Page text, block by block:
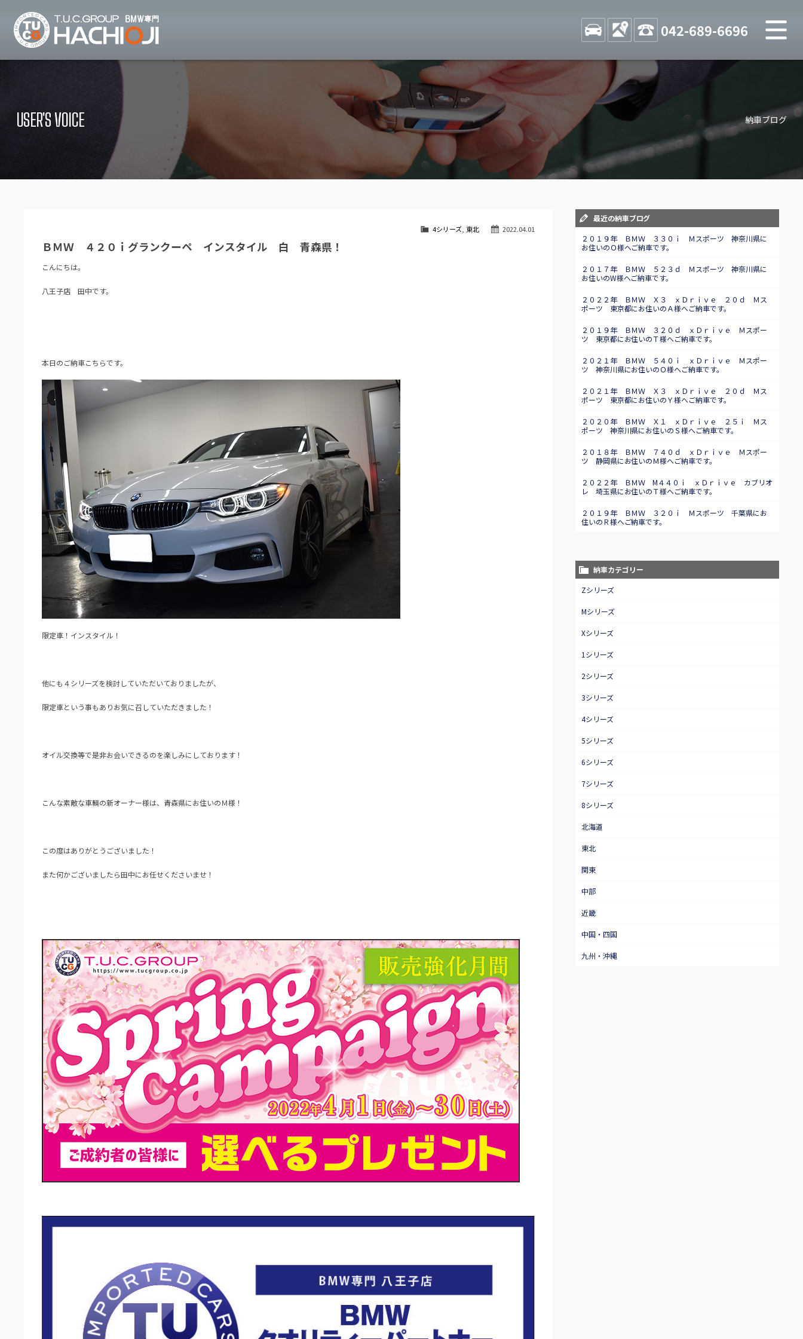
STOCK ACCESS 042-689-6696
目玉車両一覧
Features Stock list
店舗紹介
保証＆サービス 全国納車
Delivery service
買取無料査定
スタッフblog
Staff blog
会社概要
USER'S VOICE 納車ブログ
2022.04.01
4シリーズ, 東北
ＢＭＷ ４２０ｉグランクーペ インスタイル 白 青森県！
こんにちは。
八王子店 田中です。
本日のご納車こちらです。
限定車！インスタイル！
他にも４シリーズを検討していただいておりましたが、
限定車という事もありお気に召していただきました！
オイル交換等で是非お会いできるのを楽しみにしております！
こんな素敵な車輌の新オーナー様は、青森県にお住いのＭ様！
この度はありがとうございました！
また何かございましたら田中にお任せくださいませ！
最近の納車ブログ
２０１９年 ＢＭＷ ３３０ｉ Ｍスポーツ 神奈川県に
お住いのＯ様へご納車です。
２０１７年 ＢＭＷ ５２３ｄ Ｍスポーツ 神奈川県に
お住いのW様へご納車です。
２０２２年 ＢＭＷ Ｘ３ ｘＤｒｉｖｅ ２０ｄ Ｍス
ポーツ 東京都にお住いのＡ様へご納車です。
２０１９年 ＢＭＷ ３２０ｄ ｘＤｒｉｖｅ Ｍスポー
ツ 東京都にお住いのＴ様へご納車です。
２０２１年 ＢＭＷ ５４０ｉ ｘＤｒｉｖｅ Ｍスポー
ツ 神奈川県にお住いのＯ様へご納車です。
２０２１年 ＢＭＷ Ｘ３ ｘＤｒｉｖｅ ２０ｄ Ｍス
ポーツ 東京都にお住いのＹ様へご納車です。
２０２０年 ＢＭＷ Ｘ１ ｘＤｒｉｖｅ ２５ｉ Ｍス
ポーツ 神奈川県にお住いのＳ様へご納車です。
２０１８年 ＢＭＷ ７４０ｄ ｘＤｒｉｖｅ Ｍスポー
ツ 静岡県にお住いのＭ様へご納車です。
２０２２年 ＢＭＷ M４４０ｉ ｘＤｒｉｖｅ カブリオ
レ 埼玉県にお住いのＴ様へご納車です。
２０１９年 ＢＭＷ ３２０ｉ Ｍスポーツ 千葉県にお
住いのＲ様へご納車です。
納車カテゴリー
Zシリーズ
Mシリーズ
Xシリーズ
1シリーズ
2シリーズ
3シリーズ
4シリーズ
5シリーズ
6シリーズ
7シリーズ
8シリーズ
北海道
東北
関東
中部
近畿
中国・四国
九州・沖縄